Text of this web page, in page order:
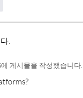
.
에 게시물을 작성했습니다.